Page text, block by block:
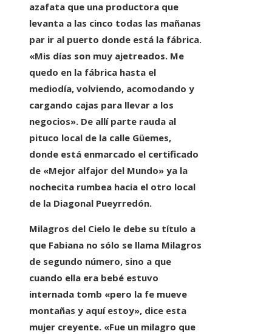
azafata que una productora que
levanta a las cinco todas las mañanas
par ir al puerto donde está la fábrica.
«Mis días son muy ajetreados. Me
quedo en la fábrica hasta el
mediodía, volviendo, acomodando y
cargando cajas para llevar a los
negocios». De allí parte rauda al
pituco local de la calle Güemes,
donde está enmarcado el certificado
de «Mejor alfajor del Mundo» ya la
nochecita rumbea hacia el otro local
de la Diagonal Pueyrredón.
Milagros del Cielo le debe su título a
que Fabiana no sólo se llama Milagros
de segundo número, sino a que
cuando ella era bebé estuvo
internada tomb «pero la fe mueve
montañas y aquí estoy», dice esta
mujer creyente. «Fue un milagro que